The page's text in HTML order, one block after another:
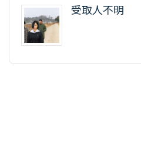
受取人不明